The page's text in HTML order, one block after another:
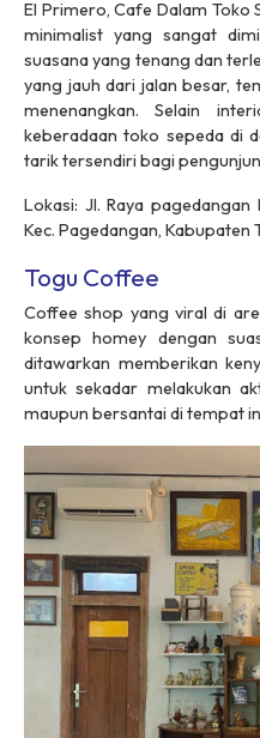
El Primero, Cafe Dalam Toko
minimalist yang sangat
suasana yang tenang dan
yang jauh dari jalan besar,
menenangkan. Selain
keberadaan toko sepeda di
tarik tersendiri bagi
Lokasi: Jl. Raya pagedangan
Kec. Pagedangan, Kabupaten
Togu Coffee
Coffee shop yang viral di
konsep homey dengan
ditawarkan memberikan
untuk sekadar melakukan
maupun bersantai di tempat